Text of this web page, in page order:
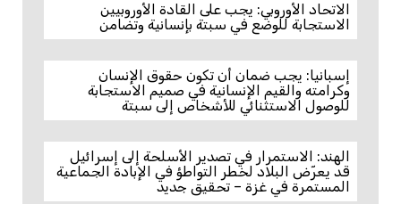
الاتحاد الأوروبي: يجب على القادة الأوروبيين
الاستجابة للوضع في سبتة بإنسانية وتضامن
إسبانيا: يجب ضمان أن تكون حقوق الإنسان
وكرامته والقيم الإنسانية في صميم الاستجابة
للوصول الاستثنائي للأشخاص إلى سبتة
الهند: الاستمرار في تصدير الأسلحة إلى إسرائيل
قد يعرّض البلاد لخطر التواطؤ في الإبادة الجماعية
المستمرة في غزة – تحقيق جديد